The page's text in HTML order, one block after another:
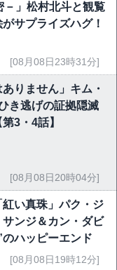
－」松村北斗と観覧
サプライズハグ！
[08月08日23時31分]
りません」キム・
き逃げの証拠隠滅
3・4話】
[08月08日20時04分]
紅い真珠」パク・ジ
ンジ＆カン・ダビ
ハッピーエンド
[08月08日19時12分]